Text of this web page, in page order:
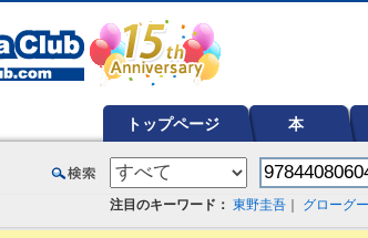
トップページ 本
注目のキーワード： 東野圭吾 グローグー